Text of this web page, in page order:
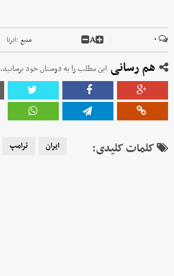
۰ A منبع :ایرنا
هم رسانی این مطلب را به دوستان خود برسانید.
کلمات کلیدی: ایران ترامپ